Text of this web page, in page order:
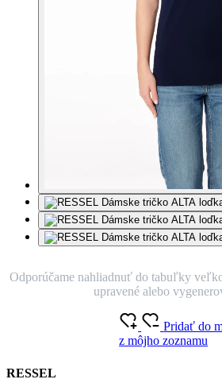
Odporúčame nahliadnuť do tabuľky
upravené alebo
RESSEL
Pridať do
z môjho zoznamu